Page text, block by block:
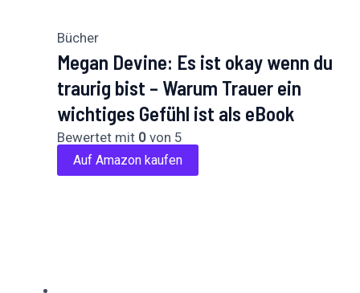
Bücher
Megan Devine: Es ist okay wenn du
traurig bist – Warum Trauer ein
wichtiges Gefühl ist als eBook
Bewertet mit 0 von 5
Auf Amazon kaufen